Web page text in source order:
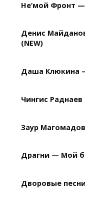
Не’мой Фронт
Денис
(NEW)
Даша Клюкина
Чингис
Заур
Драгни — Мой
Дворовые